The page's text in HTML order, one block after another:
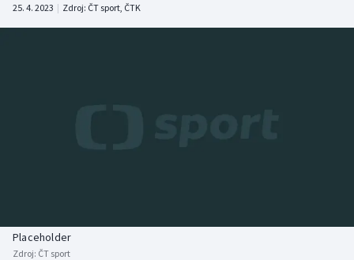
Boby a skeleton
AZ kvíz
25. 4. 2023 | Zdroj: ČT sport, ČTK
Placeholder
Zdroj: ČT sport